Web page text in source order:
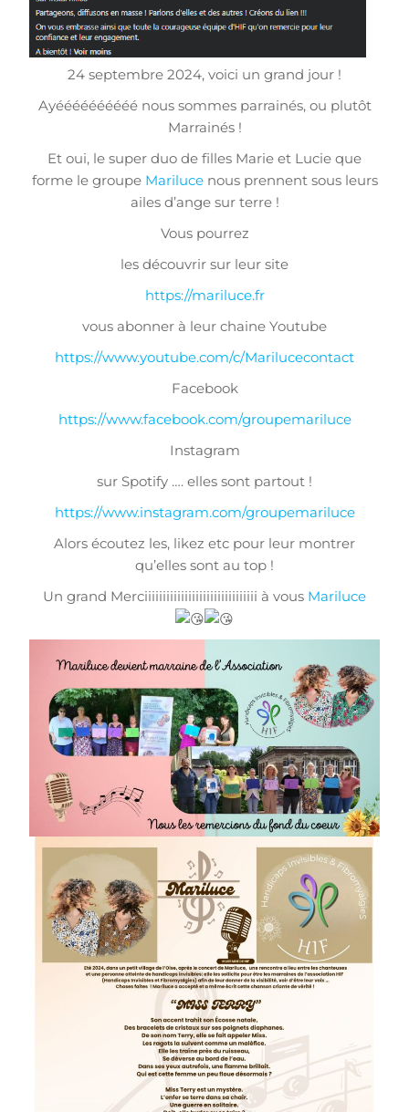
24 septembre 2024, voici un grand jour !
Ayéééééééééé nous sommes parrainés, ou plutôt
Marrainés !
Et oui, le super duo de filles Marie et Lucie que
forme le groupe Marilucenous prennent sous leurs
ailes d’ange sur terre !
Vous pourrez
les découvrir sur leur site
https://mariluce.fr
vous abonner à leur chaine Youtube
https://www.youtube.com/c/Marilucecontact
Facebook
https://www.facebook.com/groupemariluce
Instagram
sur Spotify …. elles sont partout !
https://www.instagram.com/groupemariluce
Alors écoutez les, likez etc pour leur montrer
qu’elles sont au top !
Un grand Merciiiiiiiiiiiiiiiiiiiiiiiiiiiiiii à vous Mariluce